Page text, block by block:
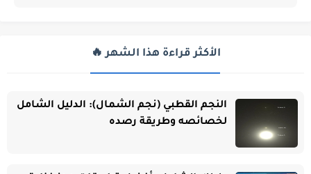
الأكثر قراءة هذا الشهر 🔥
النجم القطبي (نجم الشمال): الدليل الشامل
لخصائصه وطريقة رصده